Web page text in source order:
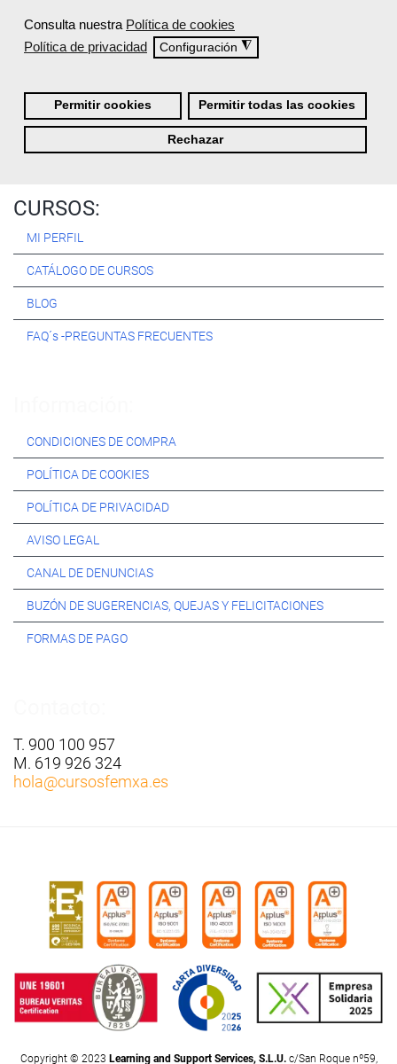
Consulta nuestra Política de cookies
Política de privacidad
Configuración ◮
Permitir cookies Permitir todas las cookies
Rechazar
Especialistas en consultoría y formación para el empleo
Nuestro objetivo diario es, única y exclusivamente, ayudarte a
conseguir tus metas profesionales ofreciéndote los mejores
CURSOS:
MI PERFIL
CATÁLOGO DE CURSOS
BLOG
FAQ´s -PREGUNTAS FRECUENTES
CONDICIONES DE COMPRA
POLÍTICA DE COOKIES
POLÍTICA DE PRIVACIDAD
AVISO LEGAL
CANAL DE DENUNCIAS
BUZÓN DE SUGERENCIAS, QUEJAS Y FELICITACIONES
FORMAS DE PAGO
T. 900 100 957
M. 619 926 324
hola@cursosfemxa.es
Copyright © 2023 Learning and Support Services, S.L.U.c/San Roque nº59,